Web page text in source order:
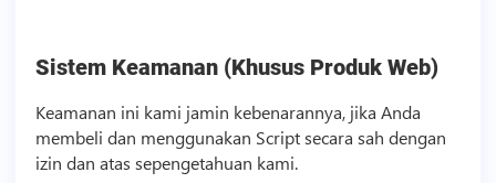
Sistem Keamanan (Khusus Produk Web)
Keamanan ini kami jamin kebenarannya, jika Anda
membeli dan menggunakan Scriptsecara sah dengan
izin dan atas sepengetahuan kami.